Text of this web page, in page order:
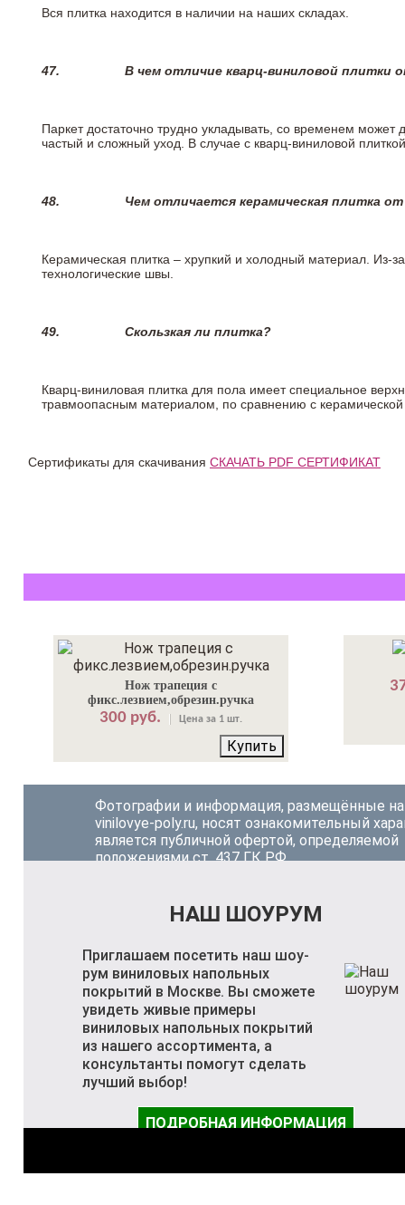
Вся плитка находится в наличии на наших складах.
47. В чем отличие кварц-виниловой плитки
Паркет достаточно трудно укладывать, со временем
частый и сложный уход. В случае с кварц-виниловой
48. Чем отличается керамическая плитка
Керамическая плитка – хрупкий и холодный материал. Из-
технологические швы.
49. Скользкая ли плитка?
Кварц-виниловая плитка для пола имеет специальное
травмоопасным материалом, по сравнению с
Сертификаты для скачивания СКАЧАТЬ PDF СЕРТИФИКАТ
Нож трапеция с
фикс.лезвием,обрезин.ручка
300 руб. Цена за 1 шт.
Купить
Фотографии и информация, размещённые на
vinilovye-poly.ru, носят ознакомительный
является публичной офертой, определяемой
положениями ст. 437 ГК РФ.
НАШ ШОУРУМ
Приглашаем посетить наш шоу-
рум виниловых напольных
покрытий в Москве. Вы сможете
увидеть живые примеры
виниловых напольных покрытий
из нашего ассортимента, а
консультанты помогут сделать
лучший выбор!
ПОДРОБНАЯ ИНФОРМАЦИЯ